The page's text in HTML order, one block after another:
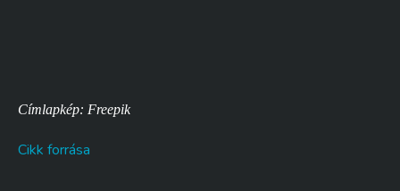
Címlapkép: Freepik
Cikk forrása